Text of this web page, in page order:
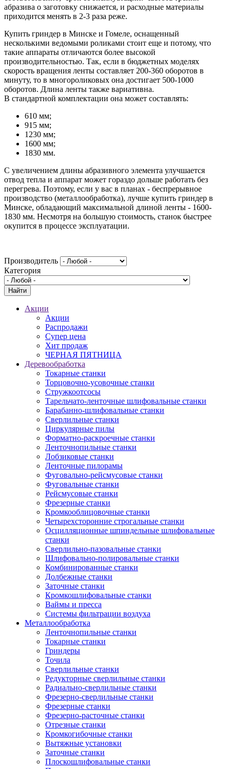
абразива о заготовку снижается, и расходные материалы
приходится менять в 2-3 раза реже.
Купить гриндер в Минске и Гомеле, оснащенный
несколькими ведомыми роликами стоит еще и потому, что
такие аппараты отличаются более высокой
производительностью. Так, если в бюджетных моделях
скорость вращения ленты составляет 200-360 оборотов в
минуту, то в многороликовых она достигает 500-1000
оборотов. Длина ленты также вариативна.
В стандартной комплектации она может составлять:
610 мм;
915 мм;
1230 мм;
1600 мм;
1830 мм.
С увеличением длины абразивного элемента улучшается
отвод тепла и аппарат может гораздо дольше работать без
перегрева. Поэтому, если у вас в планах - беспрерывное
производство (металлообработка), лучше купить гриндер в
Минске, обладающий максимальной длиной ленты - 1600-
1830 мм. Несмотря на большую стоимость, станок быстрее
окупится в процессе эксплуатации.
Производитель
Категория
Акции
Акции
Распродажи
Супер цена
Хит продаж
ЧЕРНАЯ ПЯТНИЦА
Деревообработка
Токарные станки
Торцовочно-усовочные станки
Стружкоотсосы
Тарельчато-ленточные шлифовальные станки
Барабанно-шлифовальные станки
Сверлильные станки
Циркулярные пилы
Форматно-раскроечные станки
Ленточнопильные станки
Лобзиковые станки
Ленточные пилорамы
Фуговально-рейсмусовые станки
Фуговальные станки
Рейсмусовые станки
Фрезерные станки
Кромкооблицовочные станки
Четырехсторонние строгальные станки
Осцилляционные шпиндельные шлифовальные
станки
Сверлильно-пазовальные станки
Шлифовально-полировальные станки
Комбинированные станки
Долбежные станки
Заточные станки
Кромкошлифовальные станки
Ваймы и пресса
Системы фильтрации воздуха
Металлообработка
Ленточнопильные станки
Токарные станки
Гриндеры
Точила
Сверлильные станки
Редукторные сверлильные станки
Радиально-сверлильные станки
Фрезерно-сверлильные станки
Фрезерные станки
Фрезерно-расточные станки
Отрезные станки
Кромкогибочные станки
Вытяжные установки
Заточные станки
Плоскошлифовальные станки